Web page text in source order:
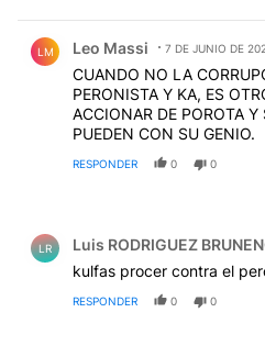
LM Leo Massi 7 DE JUNIO DE
CUANDO NO LA
PERONISTA Y KA, ES
ACCIONAR DE POROTA Y
PUEDEN CON SU GENIO.
RESPONDER 0 0
LR Luis RODRIGUEZ
kulfas procer contra el
RESPONDER 0 0